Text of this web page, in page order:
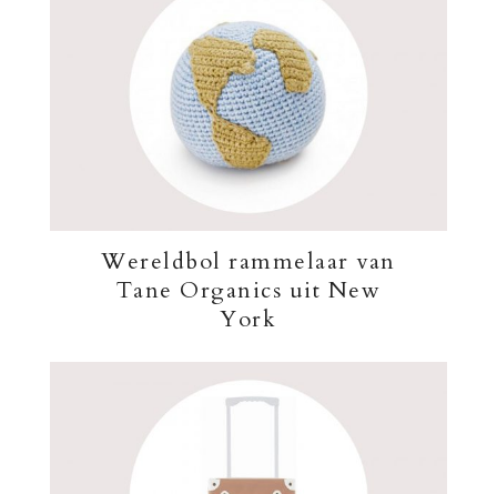
Wereldbol rammelaar van
Tane Organics uit New
York